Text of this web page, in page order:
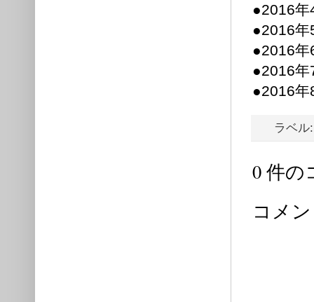
●2016年
●2016年
●2016年
●2016年
●2016年
ラベ
0 件の
コメ